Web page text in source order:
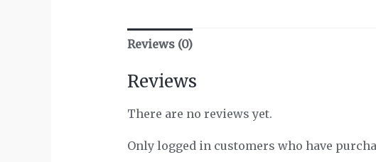
Reviews (0)
Reviews
There are no reviews yet.
Only logged in customers who have